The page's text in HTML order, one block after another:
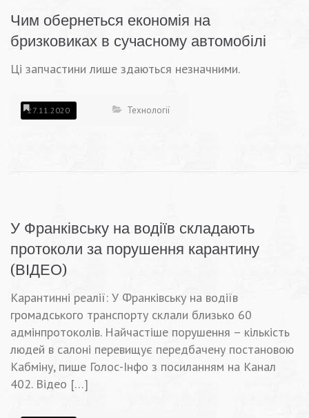
Чим обернеться економія на
бризковиках в сучасному автомобілі
Ці запчастини лише здаються незначними.
27.11.2020 Технології
У Франківську на водіїв складають
протоколи за порушення карантину
(ВІДЕО)
Карантинні реалії: У Франківську на водіїв
громадського транспорту склали близько 60
адмінпротоколів. Найчастіше порушення – кількість
людей в салоні перевищує передбачену постановою
Кабміну, пише Голос-Інфо з посиланням на Канал
402. Відео […]